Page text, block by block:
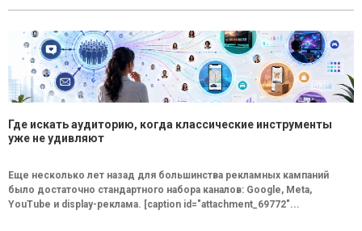
Где искать аудиторию, когда классические инструменты
уже не удивляют
Еще несколько лет назад для большинства рекламных кампаний
было достаточно стандартного набора каналов: Google, Meta,
YouTube и display-реклама. [caption id="attachment_69772"...